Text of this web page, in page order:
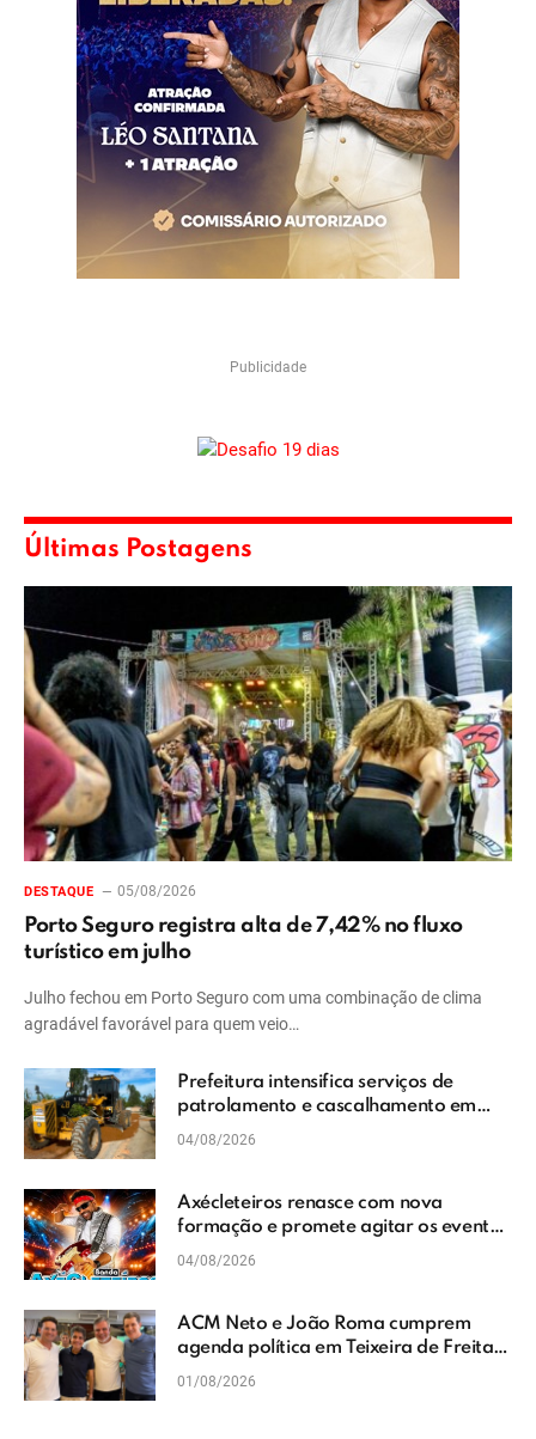
Publicidade
Últimas Postagens
DESTAQUE 05/08/2026
Porto Seguro registra alta de 7,42% no fluxo
turístico em julho
Julho fechou em Porto Seguro com uma combinação de clima
agradável favorável para quem veio…
Prefeitura intensifica serviços de
patrolamento e cascalhamento em
Vera Cruz
04/08/2026
Axécleteiros renasce com nova
formação e promete agitar os eventos
do Extremo Sul da Bahia
04/08/2026
ACM Neto e João Roma cumprem
agenda política em Teixeira de Freitas
e reforçam projeto para o Extremo Sul
01/08/2026